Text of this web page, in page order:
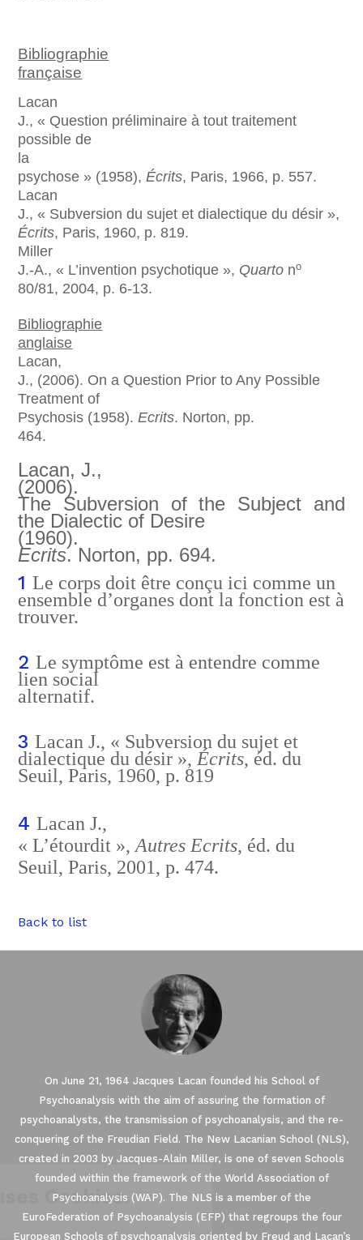
Bibliographie
française
Lacan
J., « Question préliminaire à tout traitement
possible de
la
psychose » (1958),Écrits, Paris, 1966, p. 557.
Lacan
J., « Subversion du sujet et dialectique du désir »,
Écrits, Paris, 1960, p. 819.
Miller
J.-A., « L’invention psychotique », Quarto no
80/81, 2004, p. 6-13.
Bibliographie
anglaise
Lacan,
J., (2006). On a Question Prior to Any Possible
Treatment of
Psychosis (1958).Ecrits. Norton, pp.
464.
Lacan, J.,
(2006).
The Subversion of the Subject and
the Dialectic of Desire
(1960).
Ecrits. Norton, pp. 694.
1 Le corps doit être conçu ici comme un
ensemble d’organes dont la fonction est à
trouver.
2 Le symptôme est à entendre comme
lien social
alternatif.
3 Lacan J., « Subversion du sujet et
dialectique du désir »,Écrits, éd. du
Seuil, Paris, 1960, p. 819
4 Lacan J.,
« L’étourdit »,Autres Ecrits, éd. du
Seuil, Paris, 2001, p. 474.
Back to list
On June 21, 1964 Jacques Lacan founded his School of
Psychoanalysis with the aim of assuring the formation of
psychoanalysts, the transmission of psychoanalysis, and the re-
conquering of the Freudian Field. The New Lacanian School (NLS),
created in 2003 by Jacques-Alain Miller, is one of seven Schools
founded within the framework of the World Association of
Psychoanalysis (WAP). The NLS is a member of the
EuroFederation of Psychoanalysis (EFP) that regroups the four
European Schools of psychoanalysis oriented by Freud and Lacan’s
Our website uses Cookies.